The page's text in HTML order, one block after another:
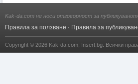
Kak-da.com не носи отговорност за
Правила за ползване · Правила за
Copyright © 2026 Kak-da.com Insert.bg . Всички